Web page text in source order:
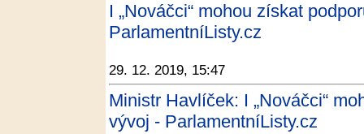
I „Nováčci“ mohou získat
ParlamentníListy.cz
29. 12. 2019, 15:47
Ministr Havlíček: I „Nováčci“
vývoj - ParlamentníListy.cz